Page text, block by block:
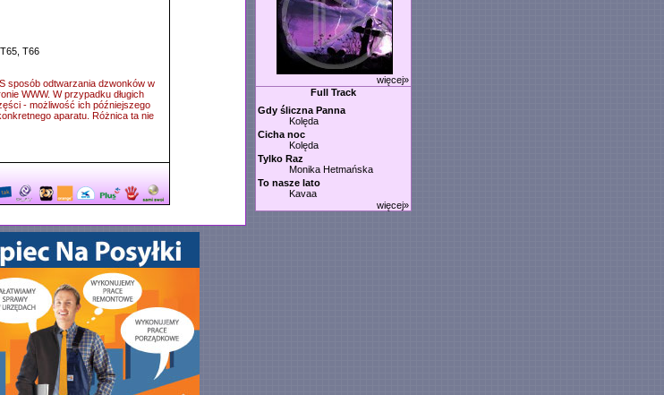
T66
sposób odtwarzania dzwonków w
WWW. W przypadku długich
- możliwość ich późniejszego
aparatu. Różnica ta nie
więcej»
Full Track
Gdy śliczna Panna
Kolęda
Cicha noc
Kolęda
Tylko Raz
Monika Hetmańska
To nasze lato
Kavaa
więcej»